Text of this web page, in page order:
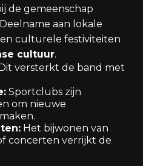
de gemeenschap
aan lokale
culturele festiviteiten
cultuur.
versterkt de band met
Sportclubs zijn
om nieuwe
Het bijwonen van
concerten verrijkt de